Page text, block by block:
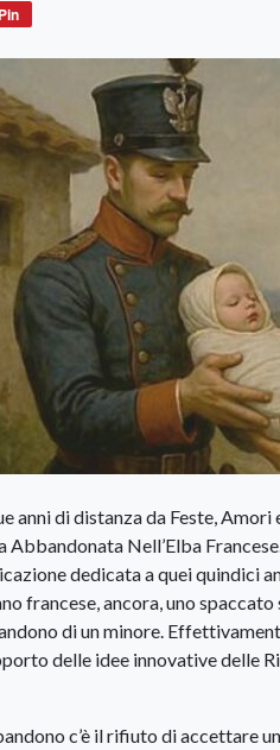
Pin
anni di distanza da Feste,
Abbandonata Nell’Elba Francese.
dedicata a quei quindici
francese, ancora, uno
di un minore.
delle idee innovative delle
c’è il rifiuto di accettare